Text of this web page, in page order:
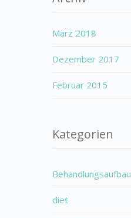
März 2018
Dezember 2017
Februar 2015
Kategorien
Behandlungsaufbau
diet